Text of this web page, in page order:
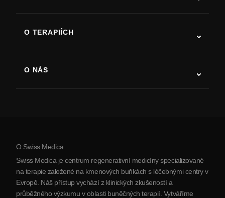
Parkinsonova choroba
Artritida
O TERAPIÍCH
O NÁS
O Srbsku
Partnerství
O Swiss Medica
Swiss Medica je centrum regenerativní medicíny specializované
na terapie založené na kmenových buňkách s léčebnými centry v
Evropě. Náš přístup vychází z klinických zkušeností a
průběžného výzkumu v oblasti buněčných terapií. Vytváříme